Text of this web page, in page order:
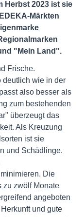
Herbst 2023 ist sie
Märkten
"Mein Land".
Frische.
deutlich wie in der
also besser als
zum bestehenden
überzeugt das
Als Kreuzung
ist sie
und Schädlinge.
Die
zu zwölf Monate
angeboten
und gute